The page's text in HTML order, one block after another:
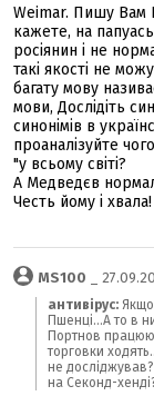
Weimar. Пишу Вам
кажете, на
росіянин і не
такі якості не
багату мову
мови, Дослідіть
синонімів в
проаналізуйте
"у всьому світі?
А Медведєв
Честь йому і хвала!
MS100 _
антивірус: Якщо
Пшенці...А то в
Портнов
торговки
не
на Секонд-